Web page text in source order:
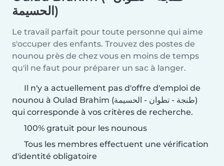
الحسيمة)
Le travail parfait pour toute personne qui aime
s'occuper des enfants. Trouvez des postes de
nounou près de chez vous en moins de temps
qu'il ne faut pour préparer un sac à langer.
Il n'y a actuellement pas d'offre d'emploi de
nounou à Oulad Brahim (طنجة - تطوان - الحسيمة)
qui corresponde à vos critères de recherche.
100% gratuit pour les nounous
Tous les membres effectuent une vérification
d'identité obligatoire